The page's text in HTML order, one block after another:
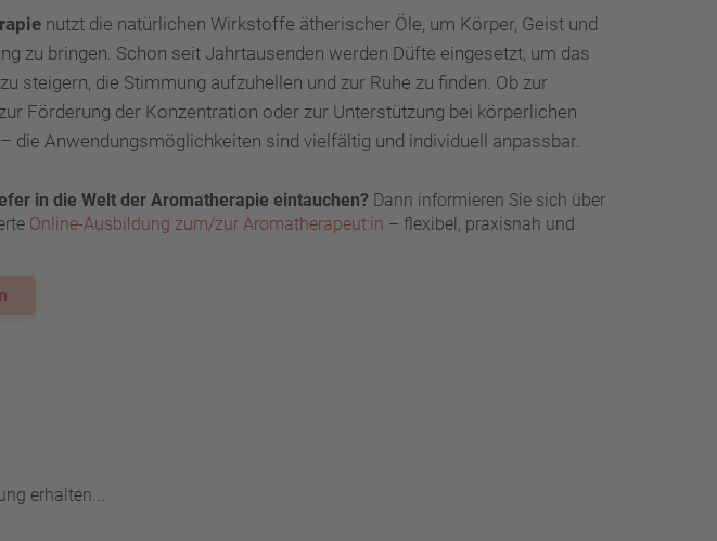
nutzt die natürlichen Wirkstoffe ätherischer Öle, um Körper, Geist und
zu bringen. Schon seit Jahrtausenden werden Düfte eingesetzt, um das
steigern, die Stimmung aufzuhellen und zur Ruhe zu finden. Ob zur
Förderung der Konzentration oder zur Unterstützung bei körperlichen
die Anwendungsmöglichkeiten sind vielfältig und individuell anpassbar.
in die Welt der Aromatherapie eintauchen? Dann informieren Sie sich über
Online-Ausbildung zum/zur Aromatherapeut:in – flexibel, praxisnah und
erhalten...